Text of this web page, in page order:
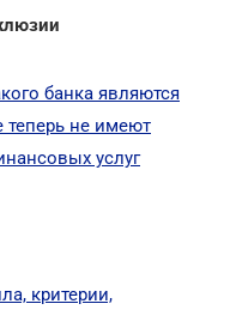
банка являются
теперь не имеют
услуг
критерии,